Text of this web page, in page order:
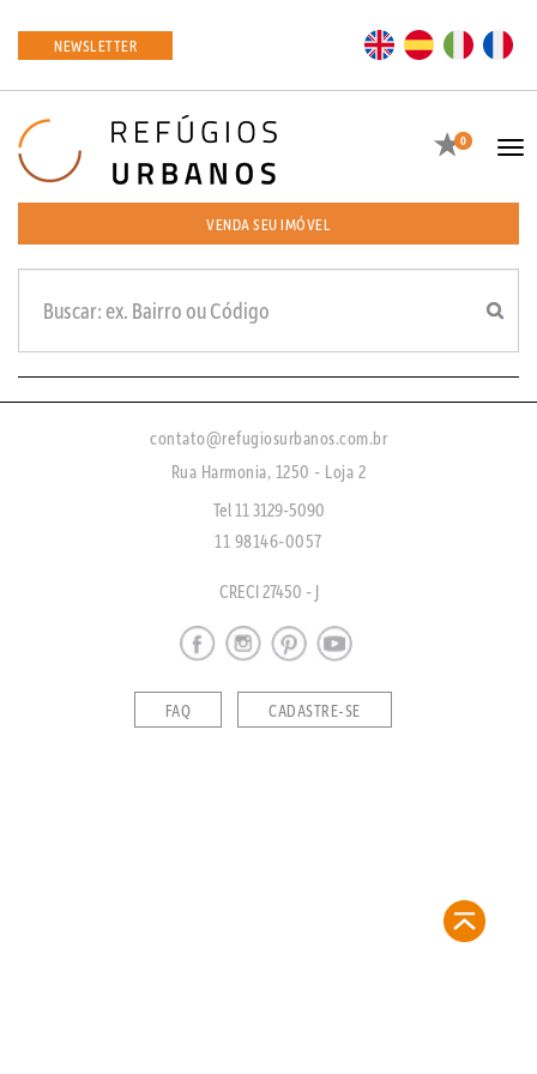
NEWSLETTER EN ES
Favoritos
0
VENDA SEU IMÓVEL
contato@refugiosurbanos.com.br
Rua Harmonia, 1250 - Loja 2
Tel 11 3129-5090
11 98146-0057
CRECI 27450 - J
FAQ CADASTRE-SE